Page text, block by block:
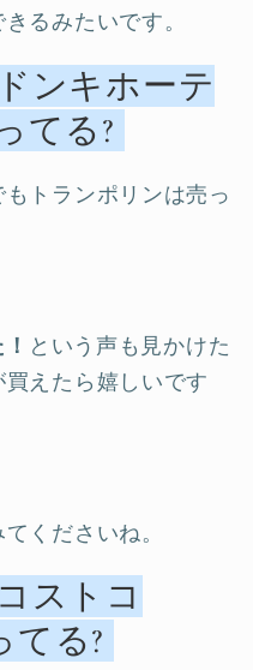
るみたいです。
ンキホーテ
てる?
もトランポリンは売っ
という声も見かけた
えたら嬉しいです
くださいね。
ストコ
てる?